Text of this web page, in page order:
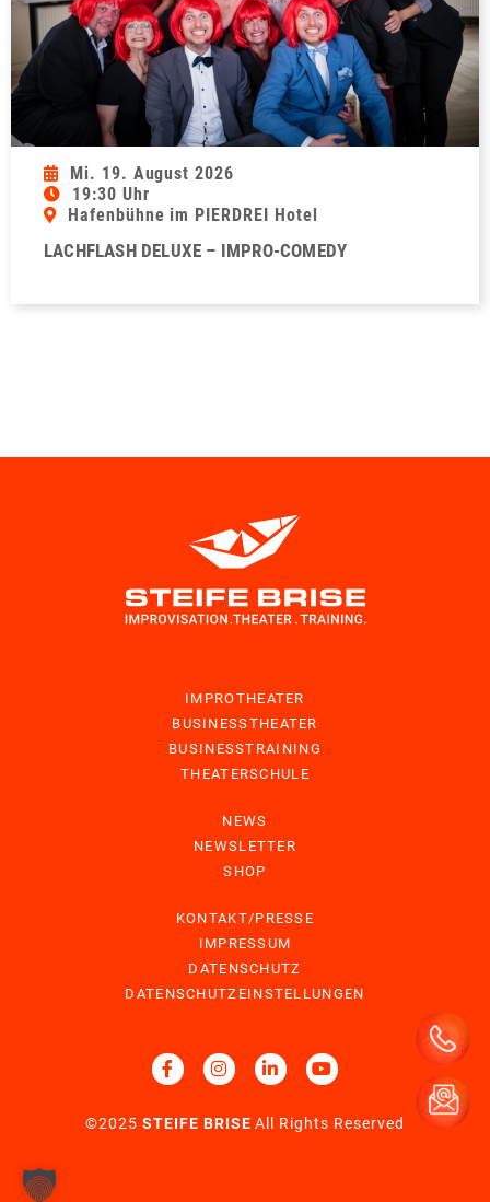
Mi. 19. August 2026
19:30 Uhr
Hafenbühne im PIERDREI Hotel
LACHFLASH DELUXE – IMPRO-COMEDY
IMPROTHEATER
BUSINESSTHEATER
BUSINESSTRAINING
THEATERSCHULE
NEWS
NEWSLETTER
SHOP
KONTAKT/PRESSE
IMPRESSUM
DATENSCHUTZ
DATENSCHUTZEINSTELLUNGEN
©2025STEIFE BRISE All Rights Reserved